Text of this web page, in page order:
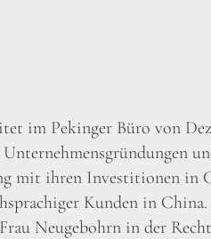
im Pekinger Büro von
mit ihren Investitionen in
Kunden in
Neugebohrn in der